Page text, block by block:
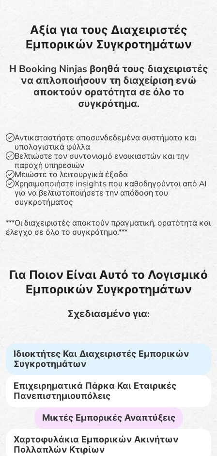
Αξία για τους Διαχειριστές
Εμπορικών Συγκροτημάτων
Η Booking Ninjas βοηθά τους διαχειριστές
να απλοποιήσουν τη διαχείριση ενώ
αποκτούν ορατότητα σε όλο το
συγκρότημα.
Αντικαταστήστε αποσυνδεδεμένα συστήματα και
υπολογιστικά φύλλα
Βελτιώστε τον συντονισμό ενοικιαστών και την
παροχή υπηρεσιών
Μειώστε τα λειτουργικά έξοδα
Χρησιμοποιήστε insights που καθοδηγούνται από AI
για να βελτιστοποιήσετε την απόδοση του
συγκροτήματος
***Οι διαχειριστές αποκτούν πραγματική, ορατότητα και
έλεγχο σε όλο το συγκρότημα.***
Για Ποιον Είναι Αυτό το Λογισμικό
Εμπορικών Συγκροτημάτων
Σχεδιασμένο για:
Ιδιοκτήτες Και Διαχειριστές Εμπορικών
Συγκροτημάτων
Επιχειρηματικά Πάρκα Και Εταιρικές
Πανεπιστημιουπόλεις
Μικτές Εμπορικές Αναπτύξεις
Χαρτοφυλάκια Εμπορικών Ακινήτων
Πολλαπλών Κτιρίων